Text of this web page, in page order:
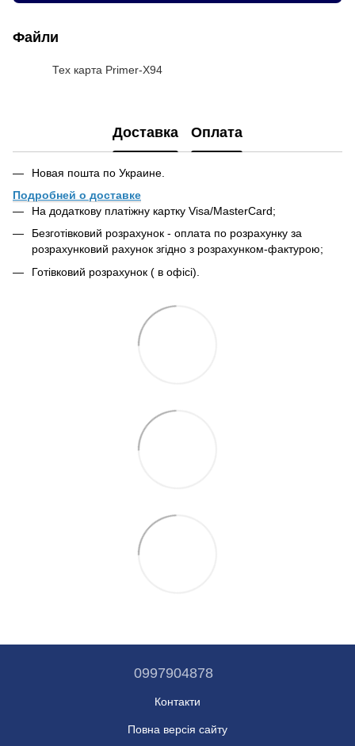
Файли
Тех карта Primer-X94
Доставка Оплата
Новая пошта по Украине.
Подробней о доставке
На додаткову платіжну картку Visa/MasterCard;
Безготівковий розрахунок - оплата по розрахунку за
розрахунковий рахунок згідно з розрахунком-фактурою;
Готівковий розрахунок ( в офісі).
0997904878
Контакти
Повна версія сайту